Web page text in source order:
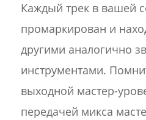
Каждый трек в вашей
промаркирован и
другими аналогично
инструментами.
выходной мастер-
передачей микса